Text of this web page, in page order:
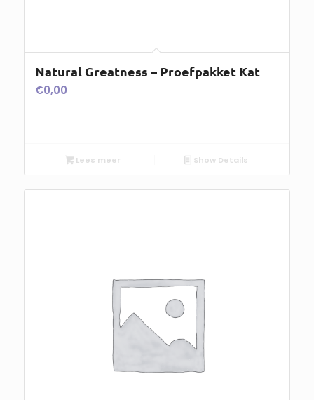
Natural Greatness – Proefpakket Kat
€0,00
Lees meer Show Details